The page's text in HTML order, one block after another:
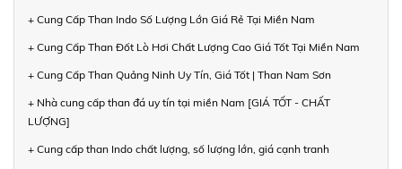
+ Cung Cấp Than Indo Số Lượng Lớn Giá Rẻ Tại Miền Nam
+ Cung Cấp Than Đốt Lò Hơi Chất Lượng Cao Giá Tốt Tại Miền Nam
+ Cung Cấp Than Quảng Ninh Uy Tín, Giá Tốt | Than Nam Sơn
+ Nhà cung cấp than đá uy tín tại miền Nam [GIÁ TỐT - CHẤT
LƯỢNG]
+ Cung cấp than Indo chất lượng, số lượng lớn, giá cạnh tranh